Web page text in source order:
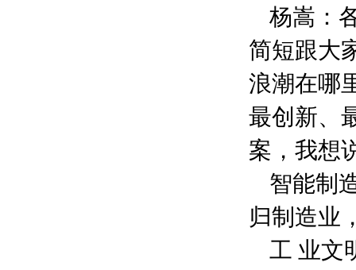
杨嵩：
简短跟大
浪潮在哪
最创新、
案，我想
智能制
归制造业
工 业文